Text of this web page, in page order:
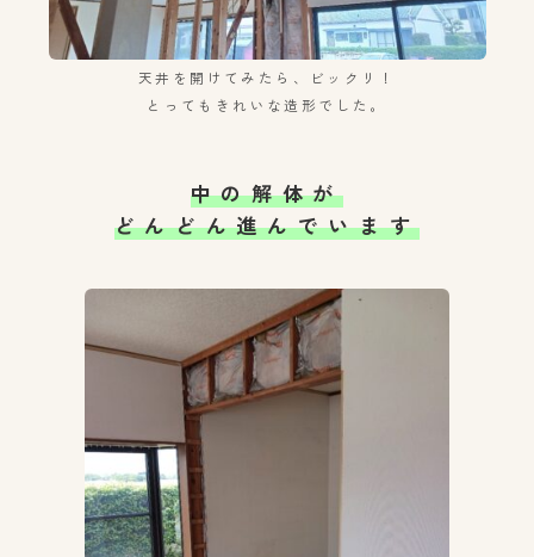
天井を開けてみたら、ビックリ！
とってもきれいな造形でした。
中の解体が
どんどん進んでいます